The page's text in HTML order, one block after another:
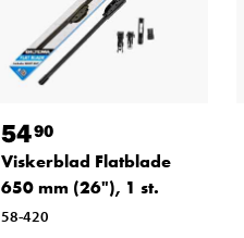
5490
Viskerblad Flatblade
650 mm (26"), 1 st.
58-420